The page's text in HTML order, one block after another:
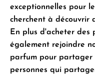
exceptionnelles pour
cherchent à découvrir
En plus d'acheter des
également rejoindre
parfum pour partager
personnes qui